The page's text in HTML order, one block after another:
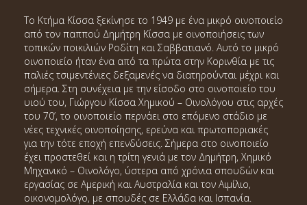
Το Κτήμα Κίσσα ξεκίνησε το 1949 με ένα μικρό οινοποιείο
από τον παππού Δημήτρη Κίσσα με οινοποιήσεις των
τοπικών ποικιλιών Ροδίτη και Σαββατιανό. Αυτό το μικρό
οινοποιείο ήταν ένα από τα πρώτα στην Κορινθία με τις
παλιές τσιμεντένιες δεξαμενές να διατηρούνται μέχρι και
σήμερα. Στη συνέχεια με την είσοδο στο οινοποιείο του
υιού του, Γιώργου Κίσσα Χημικού – Οινολόγου στις αρχές
του 70’, το οινοποιείο περνάει στο επόμενο στάδιο με
νέες τεχνικές οινοποίησης, ερεύνα και πρωτοποριακές
για την τότε εποχή επενδύσεις. Σήμερα στο οινοποιείο
έχει προστεθεί και η τρίτη γενιά με τον Δημήτρη, Χημικό
Μηχανικό – Οινολόγο, ύστερα από χρόνια σπουδών και
εργασίας σε Αμερική και Αυστραλία και τον Αιμίλιο,
οικονομολόγο, με σπουδές σε Ελλάδα και Ισπανία.